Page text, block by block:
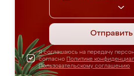
Отправить
Я соглашаюсь на передачу
согласно Политике
Пользовательскому соглашению